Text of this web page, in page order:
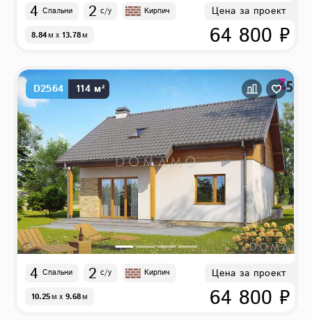
4 Спальни 2 с/у Кирпич
8.84м x 13.78м
Цена за проект
64 800 ₽
D2564 114 м²
4 Спальни 2 с/у Кирпич
10.25м x 9.68м
Цена за проект
64 800 ₽